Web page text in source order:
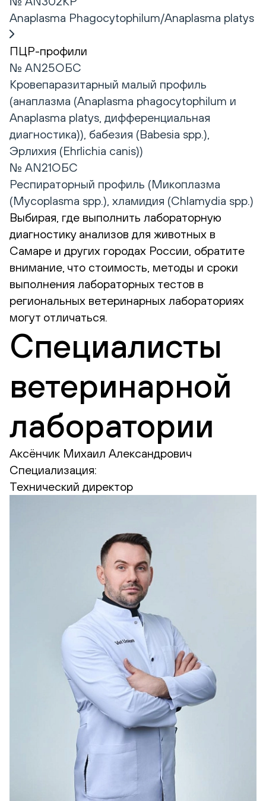
Anaplasma Phagocytophilum/Anaplasma platys
ПЦР-профили
№ AN25ОБС
Кровепаразитарный малый профиль
(анаплазма (Anaplasma phagocytophilum и
Anaplasma platys, дифференциальная
диагностика)), бабезия (Babesia spp.),
Эрлихия (Ehrlichia canis))
№ AN21ОБС
Респираторный профиль (Микоплазма
(Mycoplasma spp.), хламидия (Сhlamydia spp.)
Выбирая, где выполнить лабораторную
диагностику анализов для животных в
Самаре и других городах России, обратите
внимание, что стоимость, методы и сроки
выполнения лабораторных тестов в
региональных ветеринарных лабораториях
могут отличаться.
Специалисты
ветеринарной
лаборатории
Аксёнчик Михаил Александрович
Специализация:
Технический директор